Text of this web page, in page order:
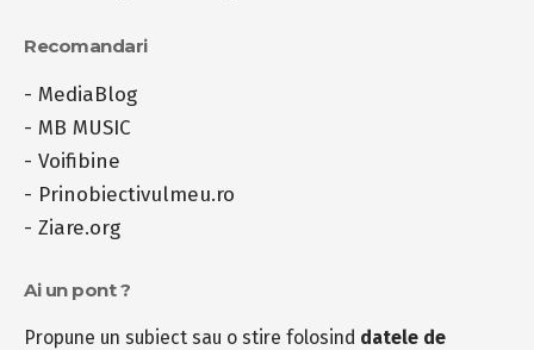
Recomandari
- MediaBlog
- MB MUSIC
- Voifibine
- Prinobiectivulmeu.ro
- Ziare.org
Ai un pont ?
Propune un subiect sau o stire folosind datele de